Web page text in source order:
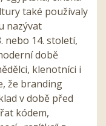
také používaly
nazývat
nebo 14. století,
době
klenotníci i
že branding
v době před
kódem,